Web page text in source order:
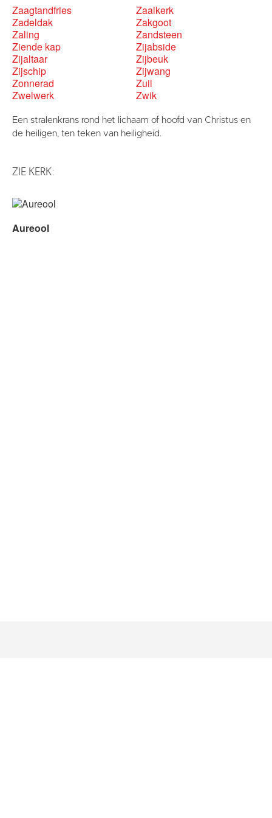
Zaagtandfries
Zaalkerk
Zadeldak
Zakgoot
Zaling
Zandsteen
Ziende kap
Zijabside
Zijaltaar
Zijbeuk
Zijschip
Zijwang
Zonnerad
Zuil
Zwelwerk
Zwik
Een stralenkrans rond het lichaam of hoofd van Christus en
de heiligen, ten teken van heiligheid.
ZIE KERK:
Aureool